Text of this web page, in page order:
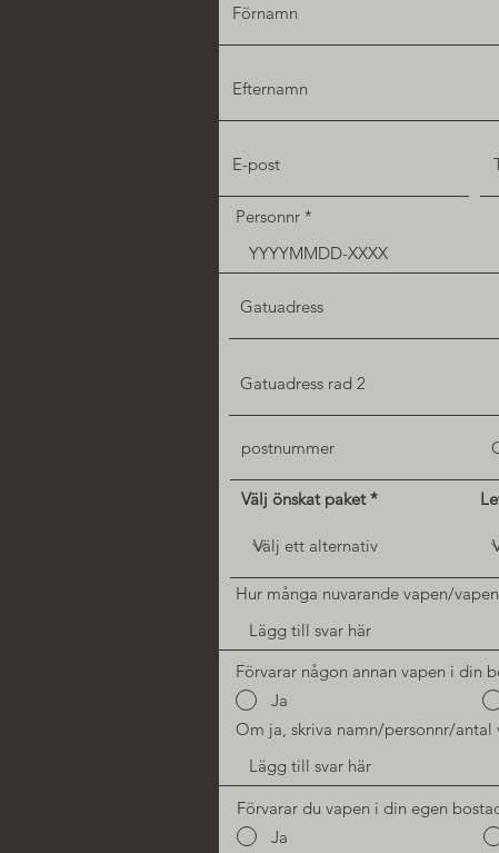
Personnr
Välj önskat paket
Hur många nuvarande vapen/
Förvarar någon annan vapen i din
Ja
Om ja, skriva namn/personnr/antal
Förvarar du vapen i din egen
Ja